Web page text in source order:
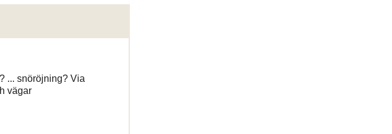
... snöröjning? Via
vägar